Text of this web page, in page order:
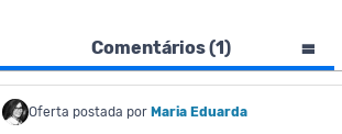
Comentários (1)
Oferta postada por Maria Eduarda